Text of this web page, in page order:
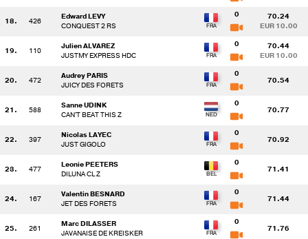
18. 426
Edward LEVY
CONQUEST 2 RS
0 70.24
EUR 10.00
19. 110
Julien ALVAREZ
JUSTMY EXPRESS HDC
0 70.44
EUR 10.00
20. 472
Audrey PARIS
JUICY DES FORETS
0
70.54
21. 588
Sanne UDINK
CAN'T BEAT THIS Z
0
70.77
22. 397
Nicolas LAYEC
JUST GIGOLO
0
70.92
23. 477
Leonie PEETERS
DILUNA CL Z
0
71.41
24. 167
Valentin BESNARD
JET DES FORETS
0
71.44
25. 261
Marc DILASSER
JAVANAISE DE KREISKER
0
71.76